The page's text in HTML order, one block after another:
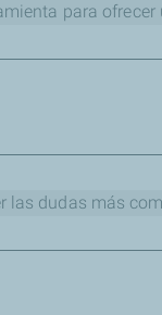
para
la atención
responder las dudas más
lubricantes y